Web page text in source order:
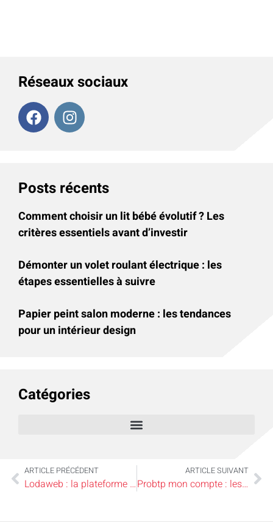
Réseaux sociaux
Posts récents
Comment choisir un lit bébé évolutif ? Les
critères essentiels avant d’investir
Démonter un volet roulant électrique : les
étapes essentielles à suivre
Papier peint salon moderne : les tendances
pour un intérieur design
Catégories
ARTICLE PRÉCÉDENT
Lodaweb : la plateforme idéale pour simplifier la gestion de copropriété
ARTICLE SUIVANT
Probtp mon compte : les 7 fonctionnalités à connaître pour gérer vos contrats